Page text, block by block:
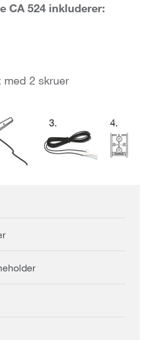
CA 524 inkluderer:
2 skruer